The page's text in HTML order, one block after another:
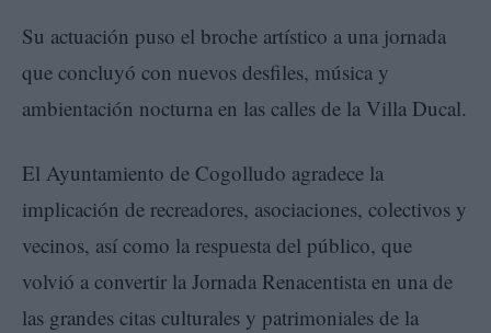
Su actuación puso el broche artístico a una jornada
que concluyó con nuevos desfiles, música y
ambientación nocturna en las calles de la Villa Ducal.
El Ayuntamiento de Cogolludo agradece la
implicación de recreadores, asociaciones, colectivos y
vecinos, así como la respuesta del público, que
volvió a convertir la Jornada Renacentista en una de
las grandes citas culturales y patrimoniales de la